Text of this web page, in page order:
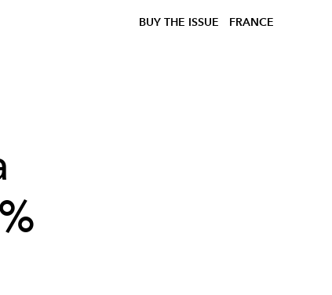
BUY THE ISSUE FRANCE